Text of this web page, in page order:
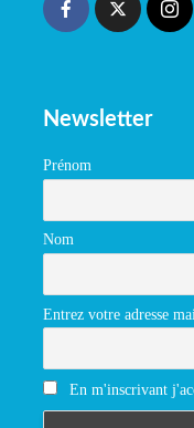
Newsletter
Prénom
Nom
Entrez votre adresse
En m'inscrivant